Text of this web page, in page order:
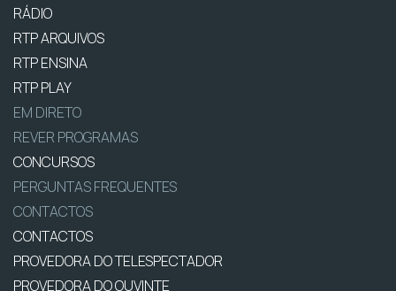
RÁDIO
RTP ARQUIVOS
RTP ENSINA
RTP PLAY
EM DIRETO
REVER PROGRAMAS
CONCURSOS
PERGUNTAS FREQUENTES
CONTACTOS
CONTACTOS
PROVEDORA DO TELESPECTADOR
PROVEDORA DO OUVINTE